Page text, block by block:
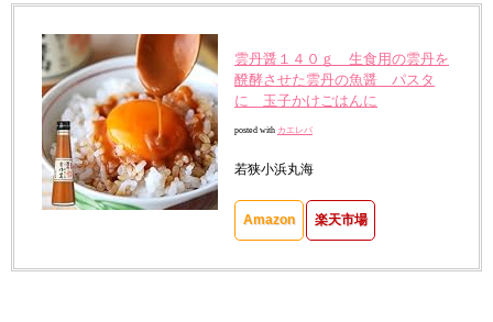
雲丹醤１４０ｇ 生食用の雲丹を
醗酵させた雲丹の魚醤 パスタ
に 玉子かけごはんに
posted with カエレバ
若狭小浜丸海
Amazon 楽天市場